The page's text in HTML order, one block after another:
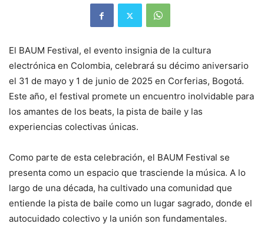
El BAUM Festival, el evento insignia de la cultura
electrónica en Colombia, celebrará su décimo aniversario
el 31 de mayo y 1 de junio de 2025 en Corferias, Bogotá.
Este año, el festival promete un encuentro inolvidable para
los amantes de los beats, la pista de baile y las
experiencias colectivas únicas.
Como parte de esta celebración, el BAUM Festival se
presenta como un espacio que trasciende la música. A lo
largo de una década, ha cultivado una comunidad que
entiende la pista de baile como un lugar sagrado, donde el
autocuidado colectivo y la unión son fundamentales.